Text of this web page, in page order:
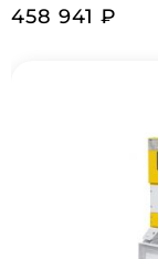
458 941 ₽